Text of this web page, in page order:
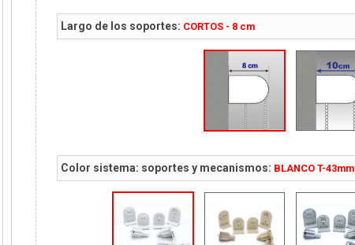
Largo de los soportes: CORTOS - 8 cm
Color sistema: soportes y mecanismos: BLANCO T-43mm